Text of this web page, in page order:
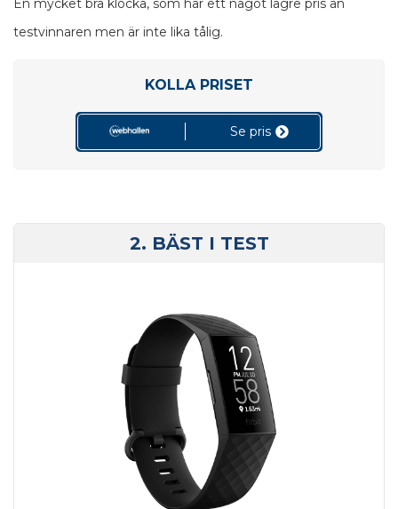
testvinnaren men är inte lika tålig.
KOLLA PRISET
Se pris
2. BÄST I TEST